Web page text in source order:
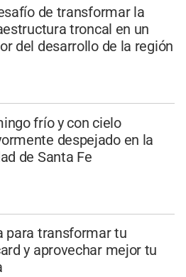
de transformar la
troncal en un
del desarrollo de la región
frío y con cielo
despejado en la
de Santa Fe
para transformar tu
y aprovechar mejor tu